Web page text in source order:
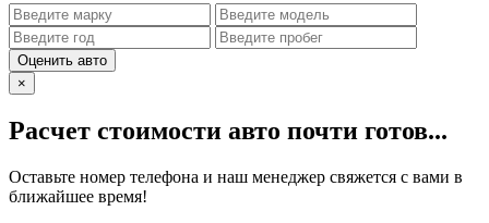
Оценить авто
×
Расчет стоимости авто почти готов...
Оставьте номер телефона и наш менеджер свяжется с вами в
ближайшее время!